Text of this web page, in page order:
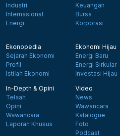
Industri
Internasional
Energi
Keuangan
Bursa
Korporasi
Ekonopedia
Sejarah Ekonomi
Profil
Istilah Ekonomi
Ekonomi Hijau
Energi Baru
Energi Sirkular
Investasi Hijau
In-Depth & Opini
Telaah
Opini
Wawancara
Laporan Khusus
Video
News
Wawancara
Katalogue
Foto
Podcast